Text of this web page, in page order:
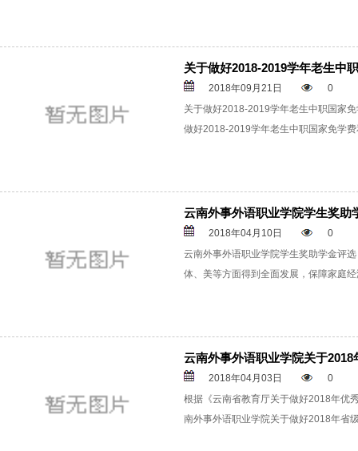
关于做好2018-2019学年老生中
2018年09月21日
0
关于做好2018-2019学年老生中职国家
做好2018-2019学年老生中职国家免学
云南外事外语职业学院学生奖助
2018年04月10日
0
云南外事外语职业学院学生奖助学金评
体、美等方面得到全面发展，保障家庭
云南外事外语职业学院关于
2018年04月03日
0
根据《云南省教育厅关于做好2018年优
南外事外语职业学院关于做好2018年省